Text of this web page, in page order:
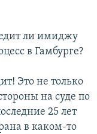
ли имиджу
в Гамбурге?
Это не только
на суде по
25 лет
в каком-то